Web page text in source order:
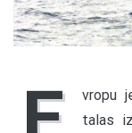
vropu
talas